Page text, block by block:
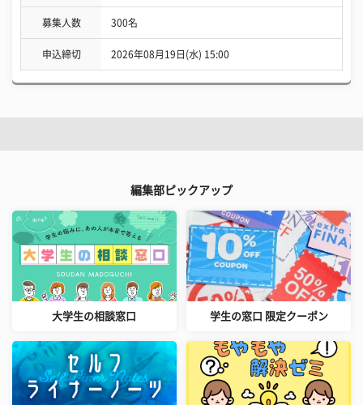
募集人数 300名
申込締切 2026年08月19日(水) 15:00
編集部ピックアップ
大学生の相談窓口 学生の窓口 限定クーポン